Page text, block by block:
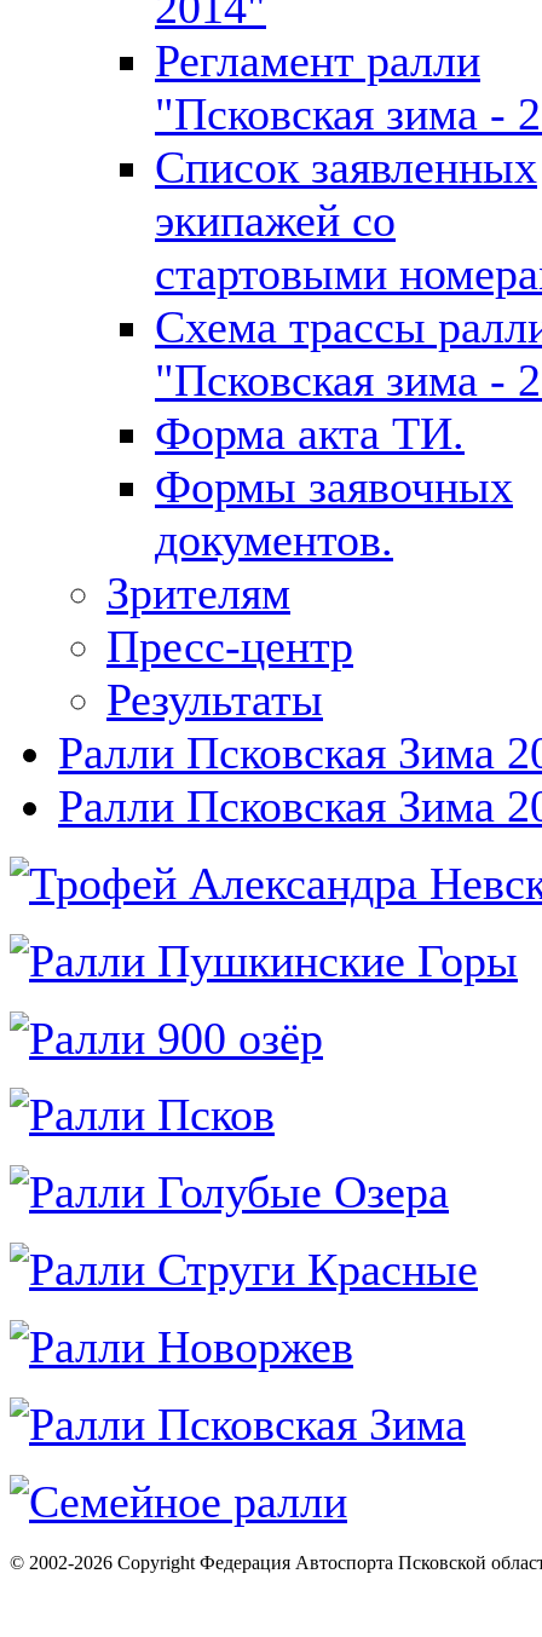
Регламент ралли
"Псковская зима -
Список заявленных
экипажей со
стартовыми
Схема трассы
"Псковская зима -
Форма акта ТИ.
Формы заявочных
документов.
Зрителям
Пресс-центр
Результаты
Ралли Псковская Зима
Ралли Псковская Зима
© 2002-2026 Copyright Федерация Автоспорта Псковской